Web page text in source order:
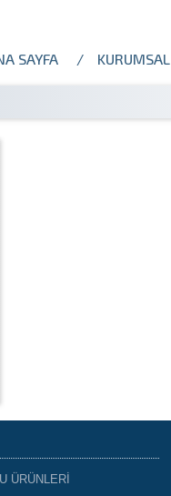
SAYFA KURUMSAL
ÜRÜNLERİ